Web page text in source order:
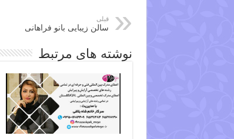
قبلی
سالن زیبایی بانو فراهانی
نوشته های مرتبط